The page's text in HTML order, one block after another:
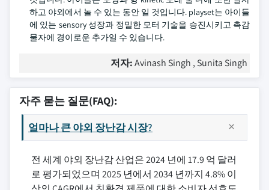
하고 야외에서 놀 수 있는 동안 일 것입니다. playset는 아이들
에 있는 sensory 성장과 정밀한 모터 기술을 승진시키고 촉감
물자에 경이로운 추가일 수 있습니다.
저자:Avinash Singh , Sunita Singh
자주 묻는 질문(FAQ):
얼마나 큰 야외 장난감 시장?
전 세계 야외 장난감 산업은 2024 년에 17.9 억 달러
로 평가되었으며 2025 년에서 2034 년까지 4.8% 이